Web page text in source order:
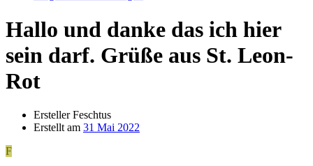
Hallo und danke das ich hier
sein darf. Grüße aus St. Leon-
Rot
ErstellerFeschtus
Erstellt am 31 Mai 2022
F